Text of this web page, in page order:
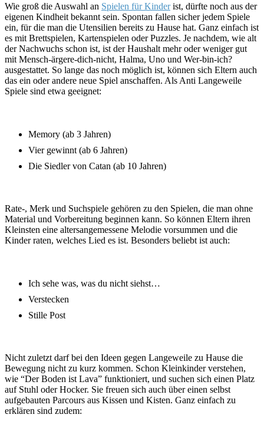
Wie groß die Auswahl an Spielen für Kinderist, dürfte noch aus der
eigenen Kindheit bekannt sein. Spontan fallen sicher jedem Spiele
ein, für die man die Utensilien bereits zu Hause hat. Ganz einfach ist
es mit Brettspielen, Kartenspielen oder Puzzles. Je nachdem, wie alt
der Nachwuchs schon ist, ist der Haushalt mehr oder weniger gut
mit Mensch-ärgere-dich-nicht, Halma, Uno und Wer-bin-ich?
ausgestattet. So lange das noch möglich ist, können sich Eltern auch
das ein oder andere neue Spiel anschaffen. Als Anti Langeweile
Spiele sind etwa geeignet:
Memory (ab 3 Jahren)
Vier gewinnt (ab 6 Jahren)
Die Siedler von Catan (ab 10 Jahren)
Rate-, Merk und Suchspiele gehören zu den Spielen, die man ohne
Material und Vorbereitung beginnen kann. So können Eltern ihren
Kleinsten eine altersangemessene Melodie vorsummen und die
Kinder raten, welches Lied es ist. Besonders beliebt ist auch:
Ich sehe was, was du nicht siehst…
Verstecken
Stille Post
Nicht zuletzt darf bei den Ideen gegen Langeweile zu Hause die
Bewegung nicht zu kurz kommen. Schon Kleinkinder verstehen,
wie “Der Boden ist Lava” funktioniert, und suchen sich einen Platz
auf Stuhl oder Hocker. Sie freuen sich auch über einen selbst
aufgebauten Parcours aus Kissen und Kisten. Ganz einfach zu
erklären sind zudem: